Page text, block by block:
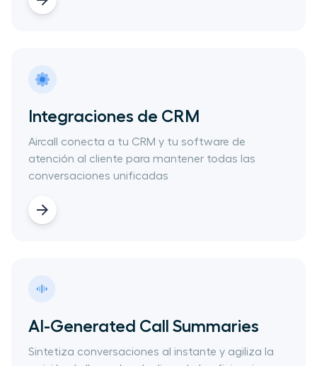
Integraciones de CRM
Aircall ​conecta a tu CRM y tu​ ​software de
atención al cliente ​para mantener todas las
conversaciones ​unificadas
AI-Generated Call Summaries
​Sintetiza conversaciones al instante y agiliza la